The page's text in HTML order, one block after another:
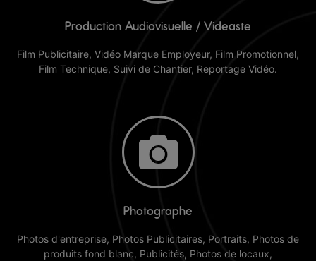
Production Audiovisuelle / Videaste
Film Publicitaire, Vidéo Marque Employeur, Film Promotionnel,
Film Technique, Suivi de Chantier, Reportage Vidéo.
Production Audiovisuelle / Vidéaste à
Troyes
Découvrir nos services
Photographe
Photos d'entreprise, Photos Publicitaires, Portraits, Photos de
produits fond blanc, Publicités, Photos de locaux,